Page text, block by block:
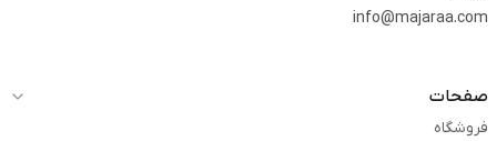
info@majaraa.com
صفحات
فروشگاه